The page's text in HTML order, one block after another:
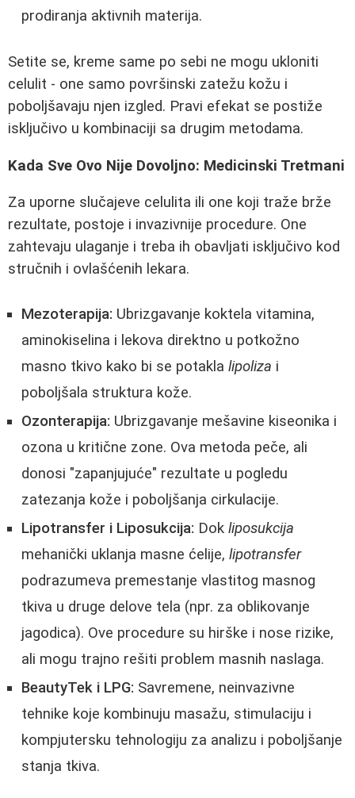
prodiranja aktivnih materija.
Setite se, kreme same po sebi ne mogu ukloniti
celulit - one samo površinski zatežu kožu i
poboljšavaju njen izgled. Pravi efekat se postiže
isključivo u kombinaciji sa drugim metodama.
Kada Sve Ovo Nije Dovoljno: Medicinski Tretmani
Za uporne slučajeve celulita ili one koji traže brže
rezultate, postoje i invazivnije procedure. One
zahtevaju ulaganje i treba ih obavljati isključivo kod
stručnih i ovlašćenih lekara.
Mezoterapija: Ubrizgavanje koktela vitamina,
aminokiselina i lekova direktno u potkožno
masno tkivo kako bi se potakla lipoliza i
poboljšala struktura kože.
Ozonterapija: Ubrizgavanje mešavine kiseonika i
ozona u kritične zone. Ova metoda peče, ali
donosi "zapanjujuće" rezultate u pogledu
zatezanja kože i poboljšanja cirkulacije.
Lipotransfer i Liposukcija: Dok liposukcija
mehanički uklanja masne ćelije, lipotransfer
podrazumeva premestanje vlastitog masnog
tkiva u druge delove tela (npr. za oblikovanje
jagodica). Ove procedure su hirške i nose rizike,
ali mogu trajno rešiti problem masnih naslaga.
BeautyTek i LPG: Savremene, neinvazivne
tehnike koje kombinuju masažu, stimulaciju i
kompjutersku tehnologiju za analizu i poboljšanje
stanja tkiva.